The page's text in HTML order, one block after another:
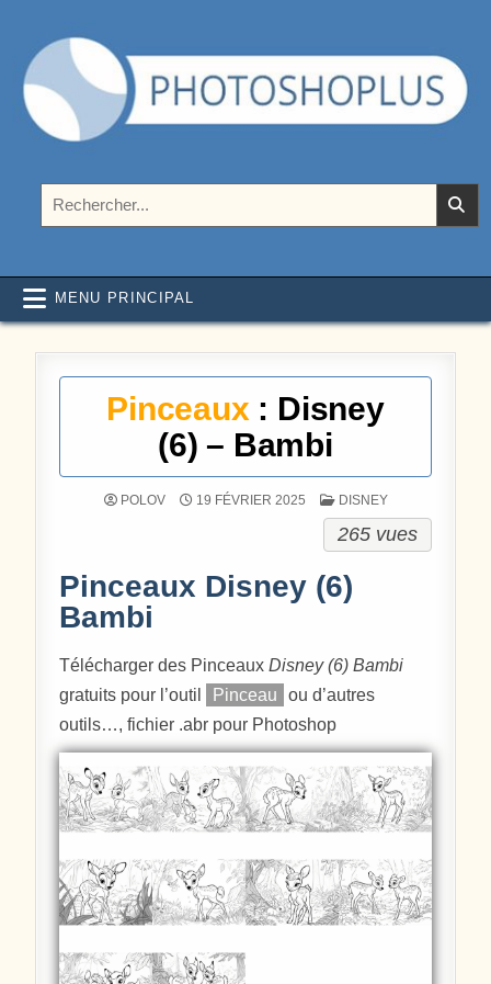
Photoshoplus
MENU PRINCIPAL
Pinceaux : Disney
(6) – Bambi
POLOV 19 FÉVRIER 2025 POSTÉ DANS
DISNEY
265 vues
Pinceaux Disney (6)
Bambi
Télécharger des PinceauxDisney (6) Bambi
gratuits pour l’outil
Pinceau
ou d’autres
outils…, fichier .abr pour Photoshop